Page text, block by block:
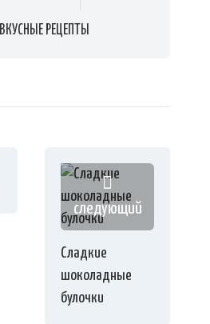
ВКУСНЫЕ РЕЦЕПТЫ
следующий
Сладкие
шоколадные
булочки